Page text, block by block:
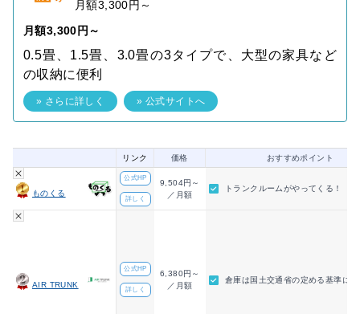
月額3,300円～
月額3,300円～
0.5畳、1.5畳、3.0畳の3タイプで、大型の家具など
の収納に便利
» さらに詳しく » 公式サイトへ
リンク 価格 おすすめポイント
ものくる
公式HP
詳しく
9,504円～
／月額
トランクルームがやってくる！
AIR TRUNK
公式HP
詳しく
6,380円～
／月額
倉庫は国土交通省の定める基準に適